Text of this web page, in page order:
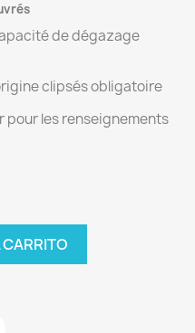
de dégazage
clipsés obligatoire
pour les renseignements